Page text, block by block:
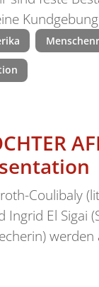
Coulibaly
Ingrid El Sigai
werden